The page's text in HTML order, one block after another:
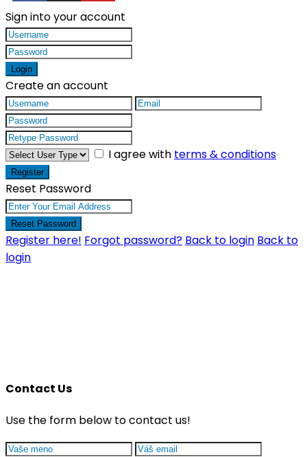
Sign into your account
Login
Create an account
I agree with terms & conditions
Register
Reset Password
Reset Password
Register here! Forgot password? Back to login Back to
login
Contact Us
Use the form below to contact us!